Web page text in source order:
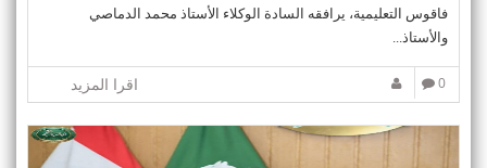
فاقوس التعليمية، يرافقه السادة الوكلاء الأستاذ محمد الدماصي
والأستاذ...
اقرا المزيد 0